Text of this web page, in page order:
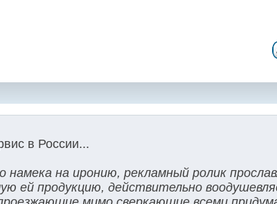
в России...
намека на иронию, рекламный ролик
ей продукцию, действительно